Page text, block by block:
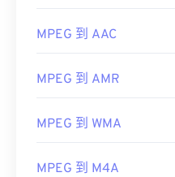
MPEG 到 AAC
MPEG 到 AMR
MPEG 到 WMA
MPEG 到 M4A